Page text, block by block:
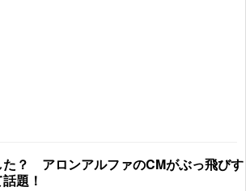
た？ アロンアルファのCMがぶっ飛びす
題！